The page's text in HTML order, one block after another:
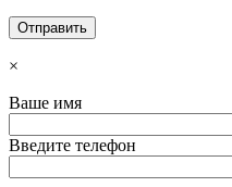
×
Ваше имя
Введите телефон